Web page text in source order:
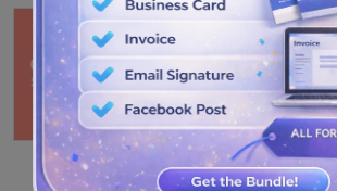
VEJA MAIS PROJETOS